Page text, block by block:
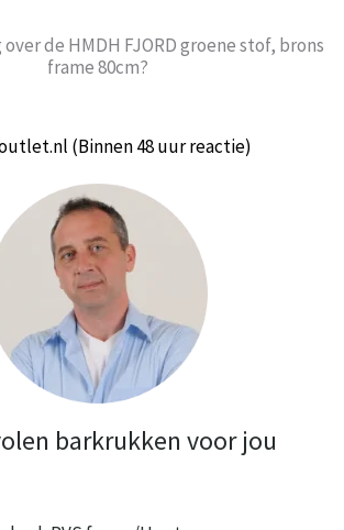
de HMDH FJORD groene stof, brons
frame 80cm?
(Binnen 48 uur reactie)
barkrukken voor jou
Prijsklasse: